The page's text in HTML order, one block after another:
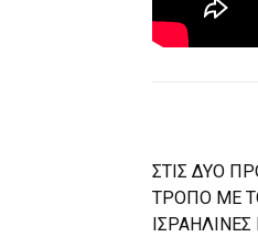
ΣΤΙΣ ΔΥΟ
ΤΡΟΠΟ ΜΕ